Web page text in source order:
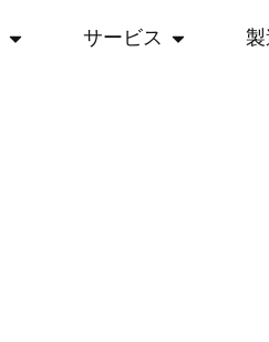
サービス